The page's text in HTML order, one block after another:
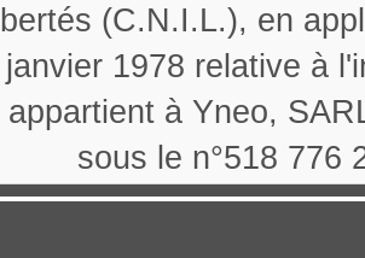
(C.N.I.L.), en
1978 relative à
à Yneo,
sous le n°518 776